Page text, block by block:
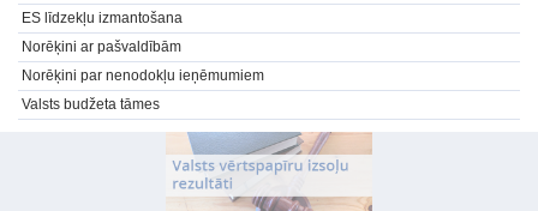
ES līdzekļu izmantošana
Norēķini ar pašvaldībām
Norēķini par nenodokļu ieņēmumiem
Valsts budžeta tāmes